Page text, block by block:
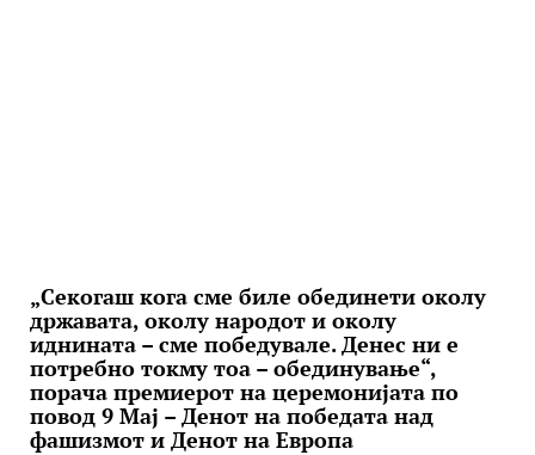
„Секогаш кога сме биле обединети околу
државата, околу народот и околу
иднината – сме победувале. Денес ни е
потребно токму тоа – обединување“,
порача премиерот на церемонијата по
повод 9 Мај – Денот на победата над
фашизмот и Денот на Европа